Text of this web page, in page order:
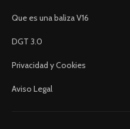
Que es una baliza V16
DGT 3.0
Privacidad y Cookies
Aviso Legal